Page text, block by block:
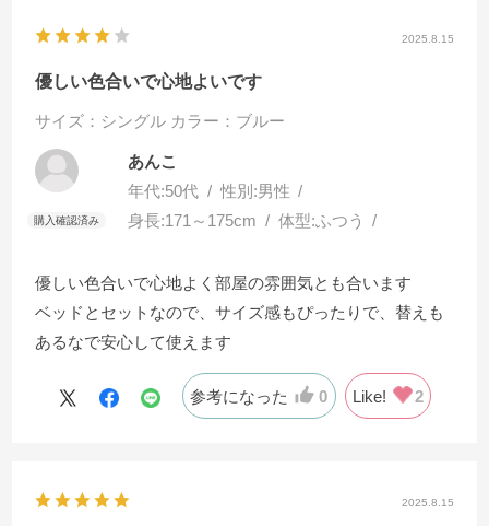
2025.8.15
優しい色合いで心地よいです
サイズ：シングル カラー：ブルー
あんこ
年代:50代 性別:男性
身長:171～175cm 体型:ふつう
優しい色合いで心地よく部屋の雰囲気とも合います
ベッドとセットなので、サイズ感もぴったりで、替えも
あるなで安心して使えます
参考になった 0 Like! 2
2025.8.15